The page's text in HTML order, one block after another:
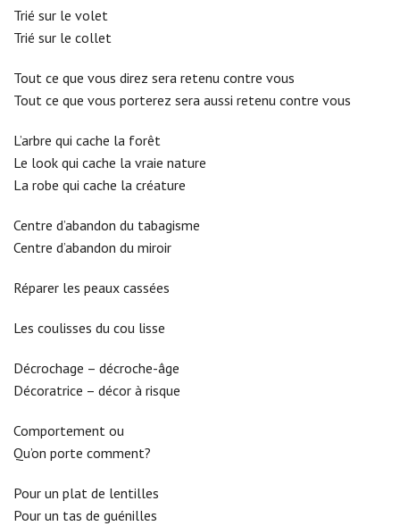
Trié sur le volet
Trié sur le collet
Tout ce que vous direz sera retenu contre vous
Tout ce que vous porterez sera aussi retenu contre vous
L’arbre qui cache la forêt
Le look qui cache la vraie nature
La robe qui cache la créature
Centre d’abandon du tabagisme
Centre d’abandon du miroir
Réparer les peaux cassées
Les coulisses du cou lisse
Décrochage – décroche-âge
Décoratrice – décor à risque
Comportement ou
Qu’on porte comment?
Pour un plat de lentilles
Pour un tas de guénilles